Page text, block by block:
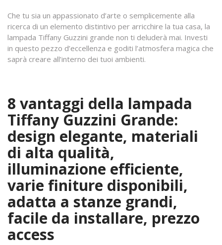
Che tu sia un appassionato d’arte o semplicemente alla
ricerca di un elemento distintivo per arricchire la tua casa, la
lampada Tiffany Guzzini grande non ti deluderà mai. Investi
in questo pezzo d’eccellenza e goditi l’atmosfera magica che
saprà creare all’interno dei tuoi ambienti.
8 vantaggi della lampada
Tiffany Guzzini Grande:
design elegante, materiali
di alta qualità,
illuminazione efficiente,
varie finiture disponibili,
adatta a stanze grandi,
facile da installare, prezzo
access